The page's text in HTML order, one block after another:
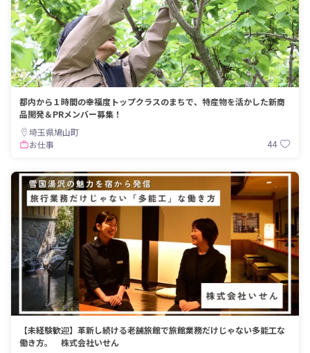
都内から１時間の幸福度トップクラスのまちで、特産物を活かした新商
品開発＆PRメンバー募集！
埼玉県鳩山町
お仕事
44
【未経験歓迎】革新し続ける老舗旅館で旅館業務だけじゃない多能工な
働き方。 株式会社いせん